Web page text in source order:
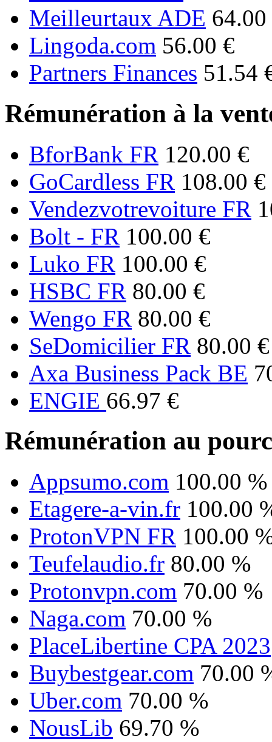
Meilleurtaux ADE 64.00
Lingoda.com 56.00 €
Partners Finances 51.54
Rémunération à la
BforBank FR 120.00 €
GoCardless FR 108.00 €
Vendezvotrevoiture FR
Bolt - FR 100.00 €
Luko FR 100.00 €
HSBC FR 80.00 €
Wengo FR 80.00 €
SeDomicilier FR 80.00 €
Axa Business Pack BE
ENGIE 66.97 €
Rémunération au
Appsumo.com 100.00 %
Etagere-a-vin.fr 100.00
ProtonVPN FR 100.00
Teufelaudio.fr 80.00 %
Protonvpn.com 70.00 %
Naga.com 70.00 %
PlaceLibertine CPA 2023
Buybestgear.com 70.00
Uber.com 70.00 %
NousLib 69.70 %